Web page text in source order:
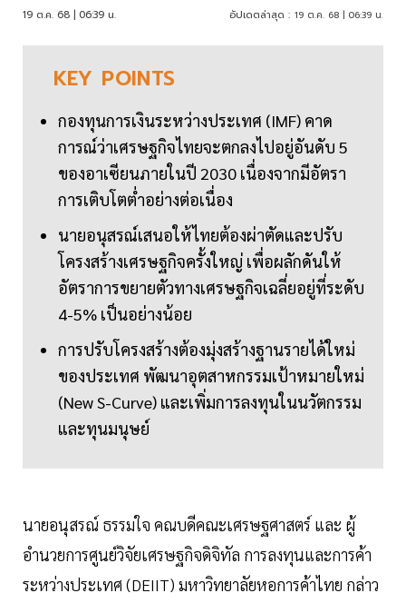
19 ต.ค. 68 | 06:39 น. อัปเดตล่าสุด : 19 ต.ค. 68 | 06:39 น.
KEY POINTS
กองทุนการเงินระหว่างประเทศ (IMF) คาด
การณ์ว่าเศรษฐกิจไทยจะตกลงไปอยู่อันดับ 5
ของอาเซียนภายในปี 2030 เนื่องจากมีอัตรา
การเติบโตต่ำอย่างต่อเนื่อง
นายอนุสรณ์เสนอให้ไทยต้องผ่าตัดและปรับ
โครงสร้างเศรษฐกิจครั้งใหญ่ เพื่อผลักดันให้
อัตราการขยายตัวทางเศรษฐกิจเฉลี่ยอยู่ที่ระดับ
4-5% เป็นอย่างน้อย
การปรับโครงสร้างต้องมุ่งสร้างฐานรายได้ใหม่
ของประเทศ พัฒนาอุตสาหกรรมเป้าหมายใหม่
(New S-Curve) และเพิ่มการลงทุนในนวัตกรรม
และทุนมนุษย์
นายอนุสรณ์ ธรรมใจ คณบดีคณะเศรษฐศาสตร์ และ ผู้
อำนวยการศูนย์วิจัยเศรษฐกิจดิจิทัล การลงทุนและการค้า
ระหว่างประเทศ (DEIIT) มหาวิทยาลัยหอการค้าไทย กล่าว